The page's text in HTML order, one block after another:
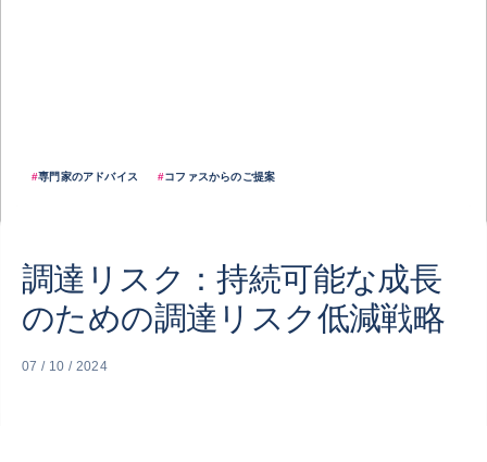
#専門家のアドバイス #コファスからのご提案
調達リスク：持続可能な成長
のための調達リスク低減戦略
07 / 10 / 2024